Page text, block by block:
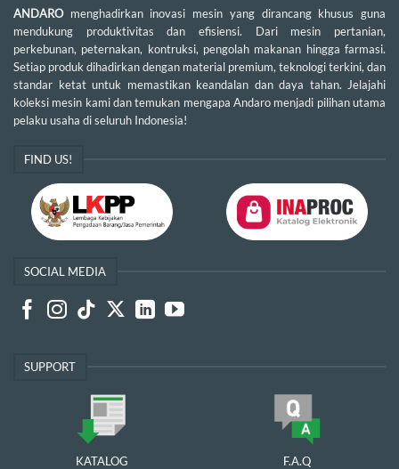
ANDARO menghadirkan inovasi mesin yang dirancang khusus guna
mendukung produktivitas dan efisiensi. Dari mesin pertanian,
perkebunan, peternakan, kontruksi, pengolah makanan hingga farmasi.
Setiap produk dihadirkan dengan material premium, teknologi terkini, dan
standar ketat untuk memastikan keandalan dan daya tahan. Jelajahi
koleksi mesin kami dan temukan mengapa Andaro menjadi pilihan utama
pelaku usaha di seluruh Indonesia!
FIND US!
SOCIAL MEDIA
SUPPORT
KATALOG F.A.Q